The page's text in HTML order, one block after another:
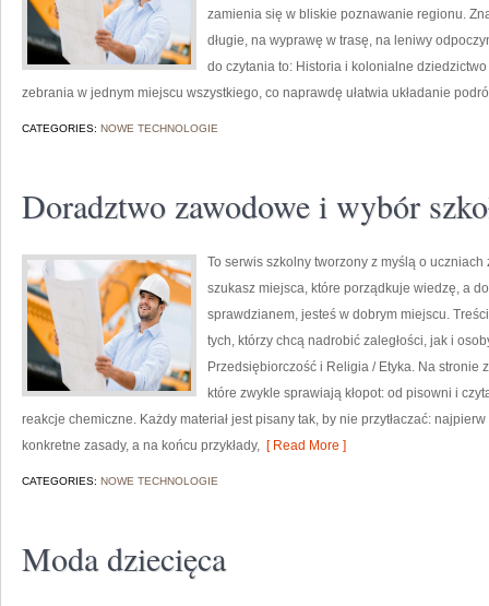
zamienia się w bliskie poznawanie regionu.
długie, na wyprawę w trasę, na leniwy
do czytania to: Historia i kolonialne
zebrania w jednym miejscu wszystkiego, co naprawdę ułatwia układanie
CATEGORIES: NOWE TECHNOLOGIE
Doradztwo zawodowe i wybór
To serwis szkolny tworzony z myślą o
szukasz miejsca, które porządkuje wiedzę, a
sprawdzianem, jesteś w dobrym miejscu.
tych, którzy chcą nadrobić zaległości, jak i
Przedsiębiorczość i Religia / Etyka. Na stronie
które zwykle sprawiają kłopot: od pisowni i
reakcje chemiczne. Każdy materiał jest pisany tak, by nie przytłaczać:
konkretne zasady, a na końcu przykłady, [ Read More ]
CATEGORIES: NOWE TECHNOLOGIE
Moda dziecięca